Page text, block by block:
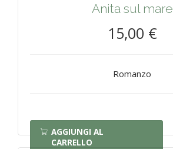
Anita sul mare
15,00 €
Romanzo
AGGIUNGI AL
CARRELLO